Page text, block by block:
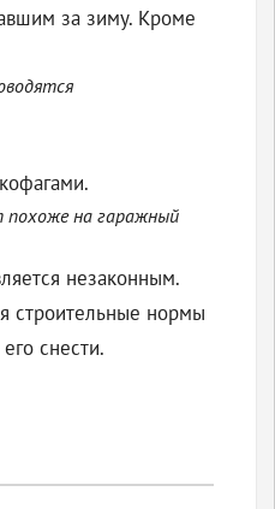
за зиму. Кроме
похоже на гаражный
незаконным.
строительные нормы
снести.